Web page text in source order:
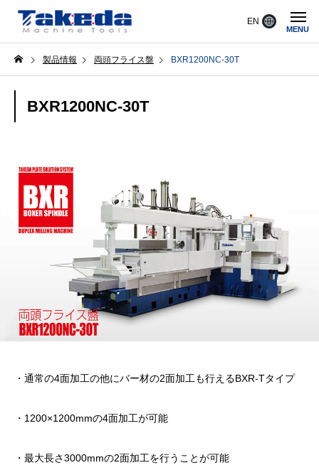
EN
MENU
製品情報 両頭フライス盤 BXR1200NC-30T
BXR1200NC-30T
・通常の4面加工の他にバー材の2面加工も行えるBXR-Tタイプ
・1200×1200mmの4面加工が可能
・最大長さ3000mmの2面加工を行うことが可能